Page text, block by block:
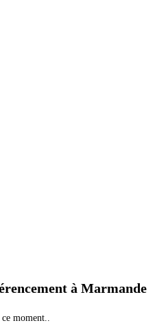
à Marmande
moment..